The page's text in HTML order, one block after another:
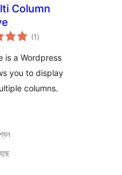
Column
(1 টা
মুঠ)
is a Wordpress
you to display
columns.